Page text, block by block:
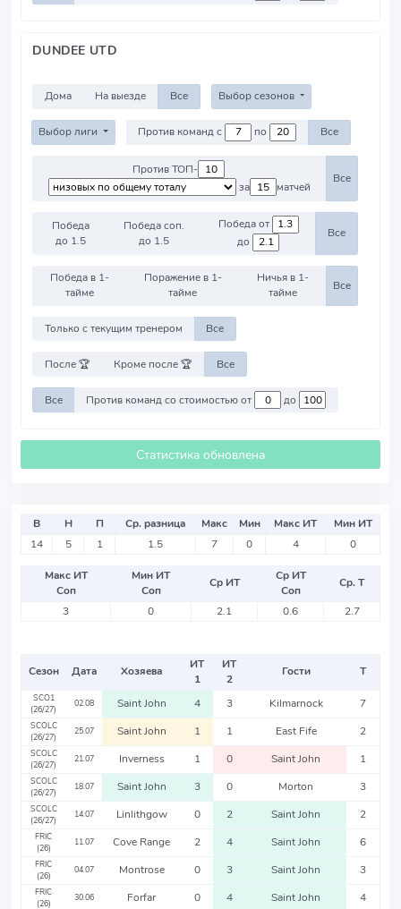
DUNDEE UTD
Дома На выезде Все Выбор сезонов
Выбор лиги Против команд с по Все
Против ТОП-
за
матчей
Все
Победа
до 1.5
Победа соп.
до 1.5
Победа от
до
Все
Победа в 1-
тайме
Поражение в 1-
тайме
Ничья в 1-
тайме
Все
Только с текущим тренером Все
После 🏆 Кроме после 🏆 Все
Все Против команд со стоимостью от до
Статистика обновлена
В Н П Ср. разница Макс Мин Макс ИТ
Мин ИТ
14
5 1 1.5 7 0 4 0
Макс ИТ
Соп
Мин ИТ
Соп
Ср ИТ
Ср ИТ
Соп
Ср. Т
3
0 2.1 0.6 2.7
Сезон Дата Хозяева
ИТ
1
ИТ
2
Гости Т
SCO1
(26/27)
02.08 Saint John 4 3 Kilmarnock 7
SCOLC
(26/27)
25.07 Saint John 1 1 East Fife 2
SCOLC
(26/27)
21.07 Inverness 1 0 Saint John 1
SCOLC
(26/27)
18.07 Saint John 3 0 Morton 3
SCOLC
(26/27)
14.07 Linlithgow 0 2 Saint John 2
FRIC
(26)
11.07 Cove Range 2 4 Saint John 6
FRIC
(26)
04.07 Montrose 0 3 Saint John 3
FRIC
(26)
30.06 Forfar 0 4 Saint John 4